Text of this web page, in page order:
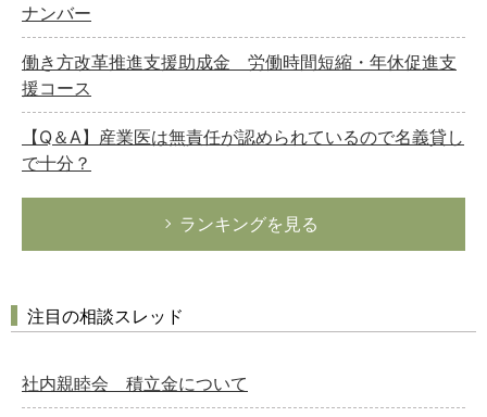
ナンバー
働き方改革推進支援助成金 労働時間短縮・年休促進支
援コース
【Q＆A】産業医は無責任が認められているので名義貸し
で十分？
ランキングを見る
注目の相談スレッド
社内親睦会 積立金について